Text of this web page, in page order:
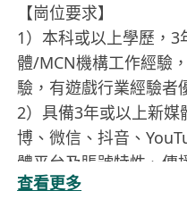
【崗位要求】
1）本科或以上學歷，
體/MCN機構工作經驗
驗，有遊戲行業經驗者
2）具備3年或以上新
博、微信、抖音、
體平台及賬號特性、傳
3）擁有優秀的組織協
查看更多